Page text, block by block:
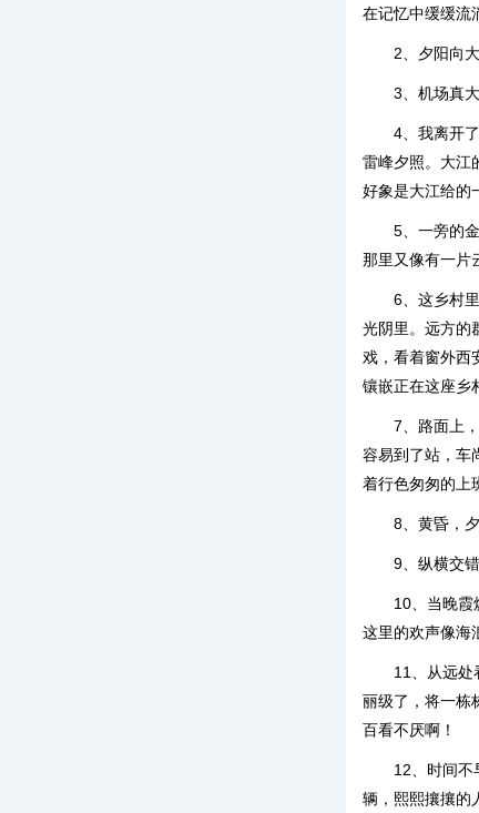
在记忆中缓缓流
2、夕阳向
3、机场真
4、我离开
雷峰夕照。大江
好象是大江给的
5、一旁的
那里又像有一片
6、这乡村
光阴里。远方的
戏，看着窗外西
镶嵌正在这座乡
7、路面上
容易到了站，车
着行色匆匆的上
8、黄昏，
9、纵横交
10、当晚
这里的欢声像海
11、从远
丽级了，将一栋
百看不厌啊！
12、时间不
辆，熙熙攘攘的